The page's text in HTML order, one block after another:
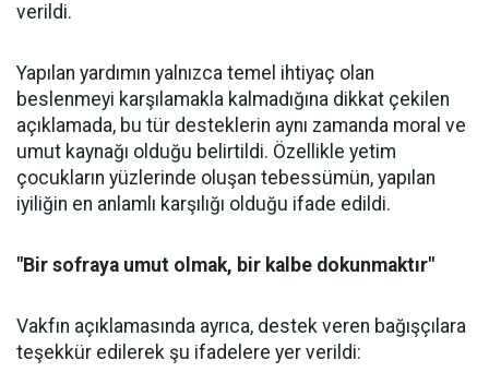
verildi.
Yapılan yardımın yalnızca temel ihtiyaç olan
beslenmeyi karşılamakla kalmadığına dikkat çekilen
açıklamada, bu tür desteklerin aynı zamanda moral ve
umut kaynağı olduğu belirtildi. Özellikle yetim
çocukların yüzlerinde oluşan tebessümün, yapılan
iyiliğin en anlamlı karşılığı olduğu ifade edildi.
"Bir sofraya umut olmak, bir kalbe dokunmaktır"
Vakfın açıklamasında ayrıca, destek veren bağışçılara
teşekkür edilerek şu ifadelere yer verildi: